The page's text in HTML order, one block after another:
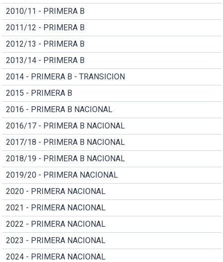
2010/11 - PRIMERA B
2011/12 - PRIMERA B
2012/13 - PRIMERA B
2013/14 - PRIMERA B
2014 - PRIMERA B - TRANSICION
2015 - PRIMERA B
2016 - PRIMERA B NACIONAL
2016/17 - PRIMERA B NACIONAL
2017/18 - PRIMERA B NACIONAL
2018/19 - PRIMERA B NACIONAL
2019/20 - PRIMERA NACIONAL
2020 - PRIMERA NACIONAL
2021 - PRIMERA NACIONAL
2022 - PRIMERA NACIONAL
2023 - PRIMERA NACIONAL
2024 - PRIMERA NACIONAL